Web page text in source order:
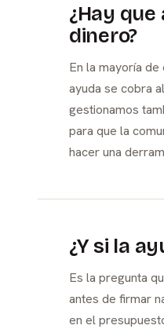
¿Hay
dinero?
En la mayoría
ayuda se cobra
gestionamos
para que la
hacer una
¿Y si la
Es la pregunta
antes de firmar
en el